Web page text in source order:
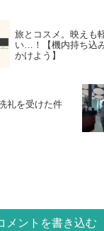
旅とコスメ。映えも
い…！【機内持ち込
かけよう】
礼を受けた件
メントを書き込む